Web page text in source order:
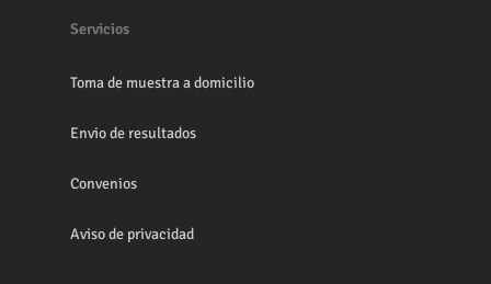
Servicios
Toma de muestra a domicilio
Envio de resultados
Convenios
Aviso de privacidad